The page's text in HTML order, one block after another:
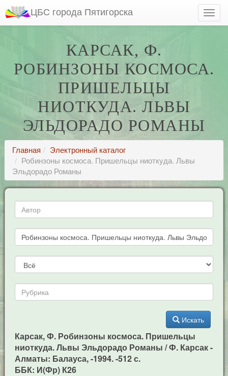
ЦБС города Пятигорска
КАРСАК, Ф.
РОБИНЗОНЫ КОСМОСА.
ПРИШЕЛЬЦЫ
НИОТКУДА. ЛЬВЫ
ЭЛЬДОРАДО РОМАНЫ
Главная
Электронный каталог
Робинзоны космоса. Пришельцы ниоткуда. Львы
Эльдорадо Романы
Искать
Карсак, Ф. Робинзоны космоса. Пришельцы
ниоткуда. Львы Эльдорадо Романы / Ф. Карсак -
Алматы: Балауса, -1994. -512 с.
ББК: И(Фр) К26